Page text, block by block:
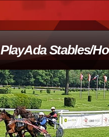
PlayAda Stables/